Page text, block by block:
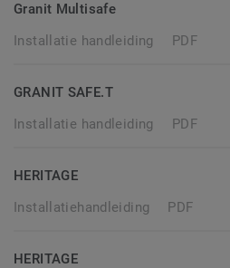
Granit Multisafe
Installatie handleiding
PDF
GRANIT SAFE.T
Installatie handleiding
PDF
HERITAGE
Installatiehandleiding
PDF
HERITAGE